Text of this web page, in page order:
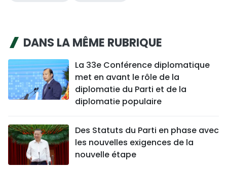
DANS LA MÊME RUBRIQUE
La 33e Conférence diplomatique
met en avant le rôle de la
diplomatie du Parti et de la
diplomatie populaire
Des Statuts du Parti en phase avec
les nouvelles exigences de la
nouvelle étape